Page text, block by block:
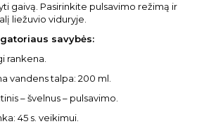
gaivą. Pasirinkite pulsavimo režimą ir
liežuvio viduryje.
savybės:
rankena.
vandens talpa: 200 ml.
– švelnus – pulsavimo.
45 s. veikimui.